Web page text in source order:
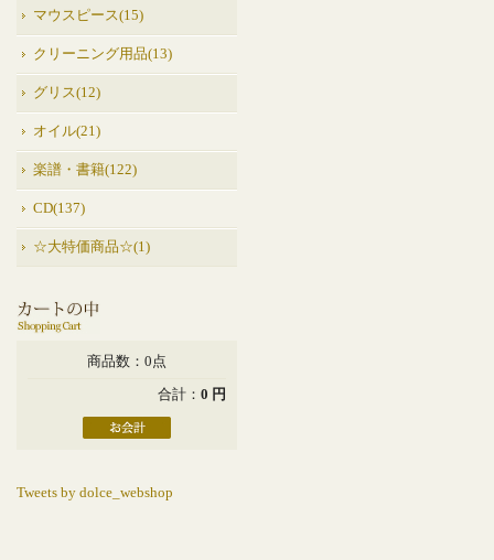
マウスピース(15)
クリーニング用品(13)
グリス(12)
オイル(21)
楽譜・書籍(122)
CD(137)
☆大特価商品☆(1)
商品数：0点
合計： 0 円
Tweets by dolce_webshop